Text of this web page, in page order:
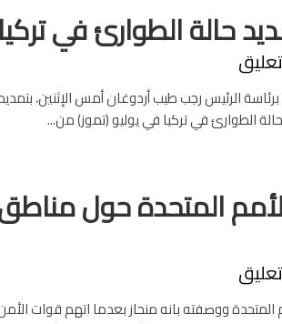
حالة الطوارئ في
الرئيس رجب طيب أردوغان أمس الإثنين،
الطوارئ في تركيا في يوليو (تموز) من...
المتحدة حول
المتحدة ووصفته بانه منحاز بعدما اتهم قوات